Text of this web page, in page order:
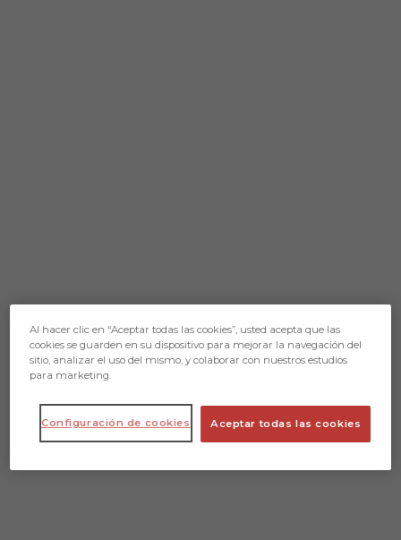
Al hacer clic en “Aceptar todas las cookies”, usted acepta que las
cookies se guarden en su dispositivo para mejorar la navegación del
sitio, analizar el uso del mismo, y colaborar con nuestros estudios
para marketing.
Aceptar todas las cookies
Configuración de cookies